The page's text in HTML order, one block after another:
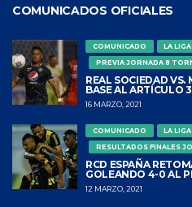
COMUNICADOS OFICIALES
COMUNICADO
LA LIGA
PREVIA JORNADA 8
REAL SOCIEDAD VS.
BASE AL ARTÍCULO
16 MARZO, 2021
COMUNICADO LA LIGA
RESULTADOS FINALES
RCD ESPAÑA
GOLEANDO 4-0 AL
12 MARZO, 2021